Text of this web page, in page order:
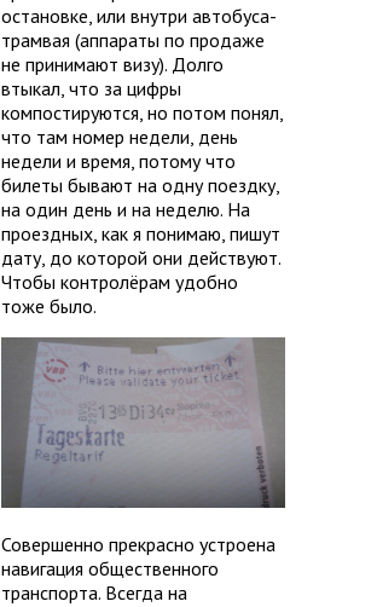
остановке, или внутри автобуса-
трамвая (аппараты по продаже
не принимают визу). Долго
втыкал, что за цифры
компостируются, но потом понял,
что там номер недели, день
недели и время, потому что
билеты бывают на одну поездку,
на один день и на неделю. На
проездных, как я понимаю, пишут
дату, до которой они действуют.
Чтобы контролёрам удобно
тоже было.
Совершенно прекрасно устроена
навигация общественного
транспорта. Всегда на